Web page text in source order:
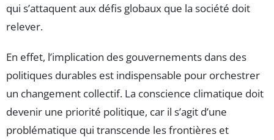
qui s’attaquent aux défis globaux que la société doit
relever.
En effet, l’implication des gouvernements dans des
politiques durables est indispensable pour orchestrer
un changement collectif. La conscience climatique doit
devenir une priorité politique, car il s’agit d’une
problématique qui transcende les frontières et